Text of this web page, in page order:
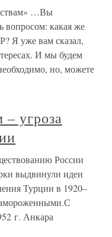
…Вы
вопросом: какая же
Я уже вам сказал,
И мы будем
но, можете
угроза
России
выдвинули идеи
Турции в 1920–
г. Анкара